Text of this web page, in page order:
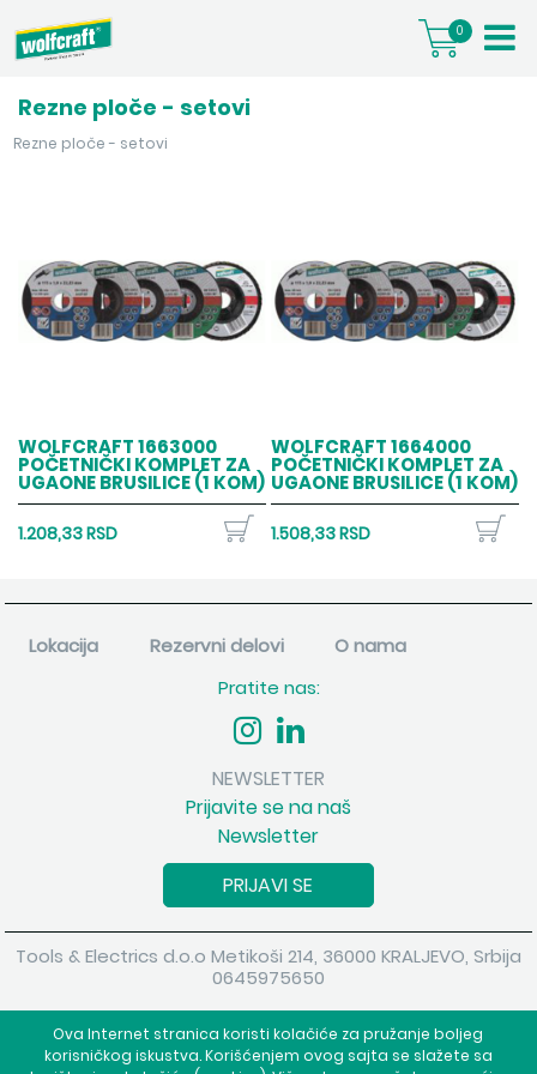
Ova Internet stranica koristi kolačiće za pružanje boljeg
korisničkog iskustva. Korišćenjem ovog sajta se slažete sa
0
Rezne ploče - setovi
Rezne ploče - setovi
WOLFCRAFT 1663000
POČETNIČKI KOMPLET ZA
UGAONE BRUSILICE (1 KOM)
1.208,33 RSD
WOLFCRAFT 1664000
POČETNIČKI KOMPLET ZA
UGAONE BRUSILICE (1 KOM)
1.508,33 RSD
Lokacija Rezervni delovi
O nama
Pratite nas:
NEWSLETTER
Prijavite se na naš
Newsletter
PRIJAVI SE
Tools & Electrics d.o.o Metikoši 214, 36000 KRALJEVO, Srbija
0645975650
Powered byshopen.com